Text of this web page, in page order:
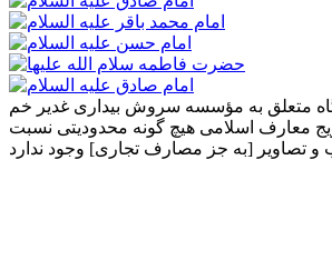
متعلق به مؤسسه سروش بیداری غدیر خم
معارف اسلامی هیچ گونه محدودیتی نسبت